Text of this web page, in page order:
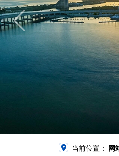
当前位置： 网